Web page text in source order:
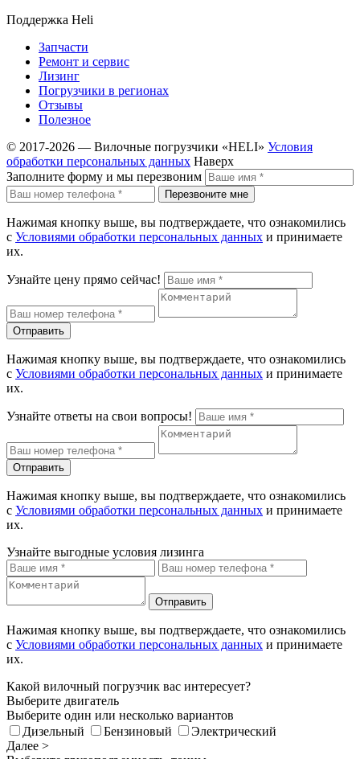
Поддержка Heli
Запчасти
Ремонт и сервис
Лизинг
Погрузчики в регионах
Отзывы
Полезное
© 2017-2026 — Вилочные погрузчики «HELI» Условия
обработки персональных данных Наверх
Заполните форму и мы перезвоним
Перезвоните мне
Нажимая кнопку выше, вы подтверждаете, что ознакомились
с Условиями обработки персональных данных и принимаете
их.
Узнайте цену прямо сейчас!
Отправить
Нажимая кнопку выше, вы подтверждаете, что ознакомились
с Условиями обработки персональных данных и принимаете
их.
Узнайте ответы на свои вопросы!
Отправить
Нажимая кнопку выше, вы подтверждаете, что ознакомились
с Условиями обработки персональных данных и принимаете
их.
Узнайте выгодные условия лизинга
Отправить
Нажимая кнопку выше, вы подтверждаете, что ознакомились
с Условиями обработки персональных данных и принимаете
их.
Какой вилочный погрузчик вас интересует?
Выберите двигатель
Выберите один или несколько вариантов
Дизельный
Бензиновый
Электрический
Далее >